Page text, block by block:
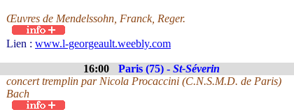
Œuvres de Mendelssohn, Franck, Reger.
Lien : www.l-georgeault.weebly.com
16:00 Paris (75) - St-Séverin
concert tremplin par Nicola Procaccini (C.N.S.M.D. de Paris)
Bach